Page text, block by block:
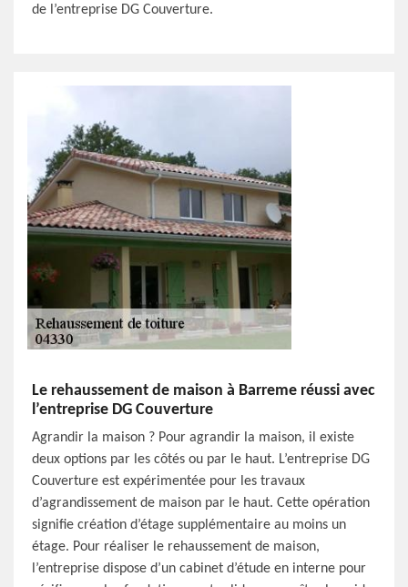
de l’entreprise DG Couverture.
Le rehaussement de maison à Barreme réussi avec
l’entreprise DG Couverture
Agrandir la maison ? Pour agrandir la maison, il existe
deux options par les côtés ou par le haut. L’entreprise DG
Couverture est expérimentée pour les travaux
d’agrandissement de maison par le haut. Cette opération
signifie création d’étage supplémentaire au moins un
étage. Pour réaliser le rehaussement de maison,
l’entreprise dispose d’un cabinet d’étude en interne pour